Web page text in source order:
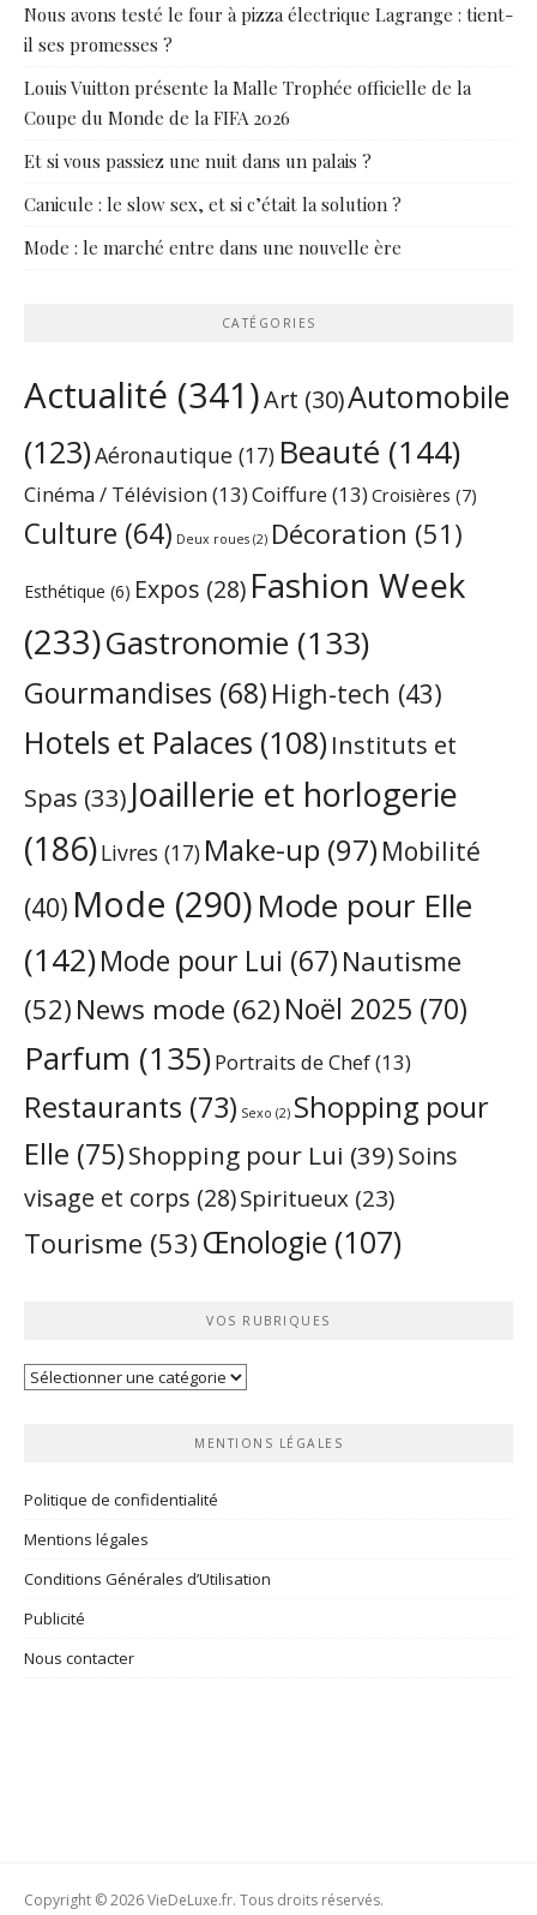
Nous avons testé le four à pizza électrique Lagrange : tient-
il ses promesses ?
Louis Vuitton présente la Malle Trophée officielle de la
Coupe du Monde de la FIFA 2026
Et si vous passiez une nuit dans un palais ?
Canicule : le slow sex, et si c’était la solution ?
Mode : le marché entre dans une nouvelle ère
CATÉGORIES
Actualité (341)Art (30)Automobile
(123)Aéronautique (17) Beauté (144)
Cinéma / Télévision(13)Coiffure(13) Croisières (7)
Culture (64) Deux roues (2) Décoration (51)
Esthétique (6) Expos (28) Fashion Week
(233)Gastronomie (133)
Gourmandises (68) High-tech (43)
Hotels et Palaces (108) Instituts et
Spas (33) Joaillerie et horlogerie
(186)Livres (17) Make-up (97) Mobilité
(40) Mode (290)Mode pour Elle
(142)Mode pour Lui (67) Nautisme
(52) News mode (62)Noël 2025 (70)
Parfum (135)Portraits de Chef(13)
Restaurants (73) Sexo (2) Shopping pour
Elle (75)Shopping pour Lui (39)Soins
visage et corps (28)Spiritueux (23)
Tourisme (53) Œnologie (107)
VOS RUBRIQUES
Vos
MENTIONS LÉGALES
Politique de confidentialité
Mentions légales
Conditions Générales d’Utilisation
Publicité
Nous contacter
Copyright © 2026 VieDeLuxe.fr. Tous droits réservés.